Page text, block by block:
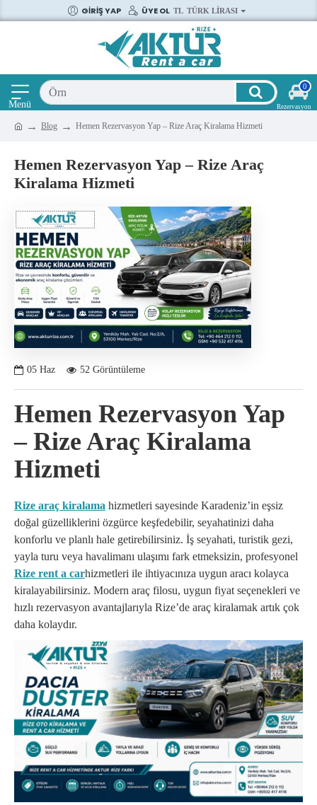
GIRIŞ YAP ÜYE OL TL TÜRK LIRASI
0
Blog Hemen Rezervasyon Yap – Rize Araç Kiralama Hizmeti
Hemen Rezervasyon Yap – Rize Araç
Kiralama Hizmeti
05 Haz 52 Görüntüleme
Hemen Rezervasyon Yap
– Rize Araç Kiralama
Hizmeti
Rize araç kiralama hizmetleri sayesinde Karadeniz’in eşsiz
doğal güzelliklerini özgürce keşfedebilir, seyahatinizi daha
konforlu ve planlı hale getirebilirsiniz. İş seyahati, turistik gezi,
yayla turu veya havalimanı ulaşımı fark etmeksizin, profesyonel
Rize rent a carhizmetleri ile ihtiyacınıza uygun aracı kolayca
kiralayabilirsiniz. Modern araç filosu, uygun fiyat seçenekleri ve
hızlı rezervasyon avantajlarıyla Rize’de araç kiralamak artık çok
daha kolaydır.